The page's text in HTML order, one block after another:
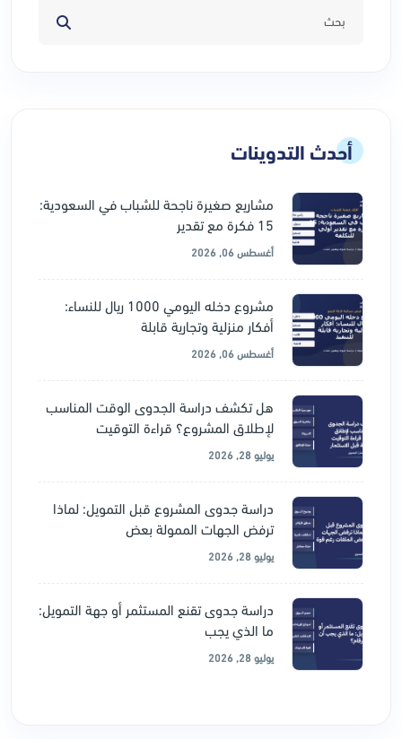
أحدث التدوينات
مشاريع صغيرة ناجحة للشباب في السعودية:
15 فكرة مع تقدير
أغسطس 06, 2026
مشروع دخله اليومي 1000 ريال للنساء:
أفكار منزلية وتجارية قابلة
أغسطس 06, 2026
هل تكشف دراسة الجدوى الوقت المناسب
لإطلاق المشروع؟ قراءة التوقيت
يوليو 28, 2026
دراسة جدوى المشروع قبل التمويل: لماذا
ترفض الجهات الممولة بعض
يوليو 28, 2026
دراسة جدوى تقنع المستثمر أو جهة التمويل:
ما الذي يجب
يوليو 28, 2026